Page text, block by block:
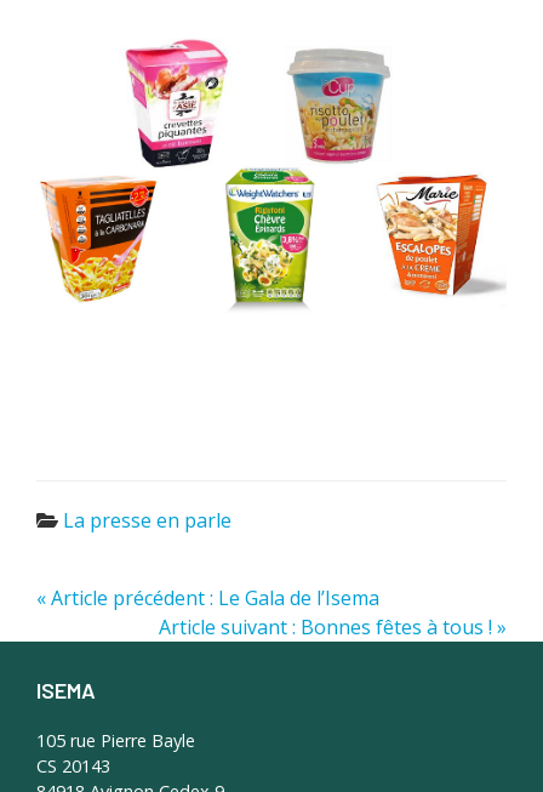
La presse en parle
« Article précédent : Le Gala de l’Isema
Article suivant : Bonnes fêtes à tous ! »
Footer
ISEMA
105 rue Pierre Bayle
CS 20143